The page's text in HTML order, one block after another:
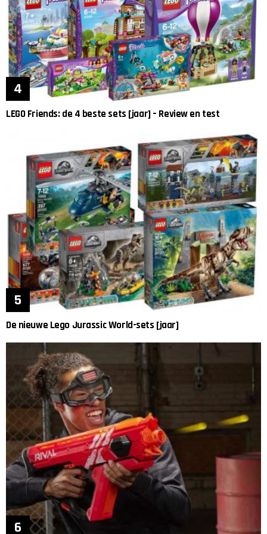
LEGO Friends: de 4 beste sets [jaar] – Review en test
De nieuwe Lego Jurassic World-sets [jaar]